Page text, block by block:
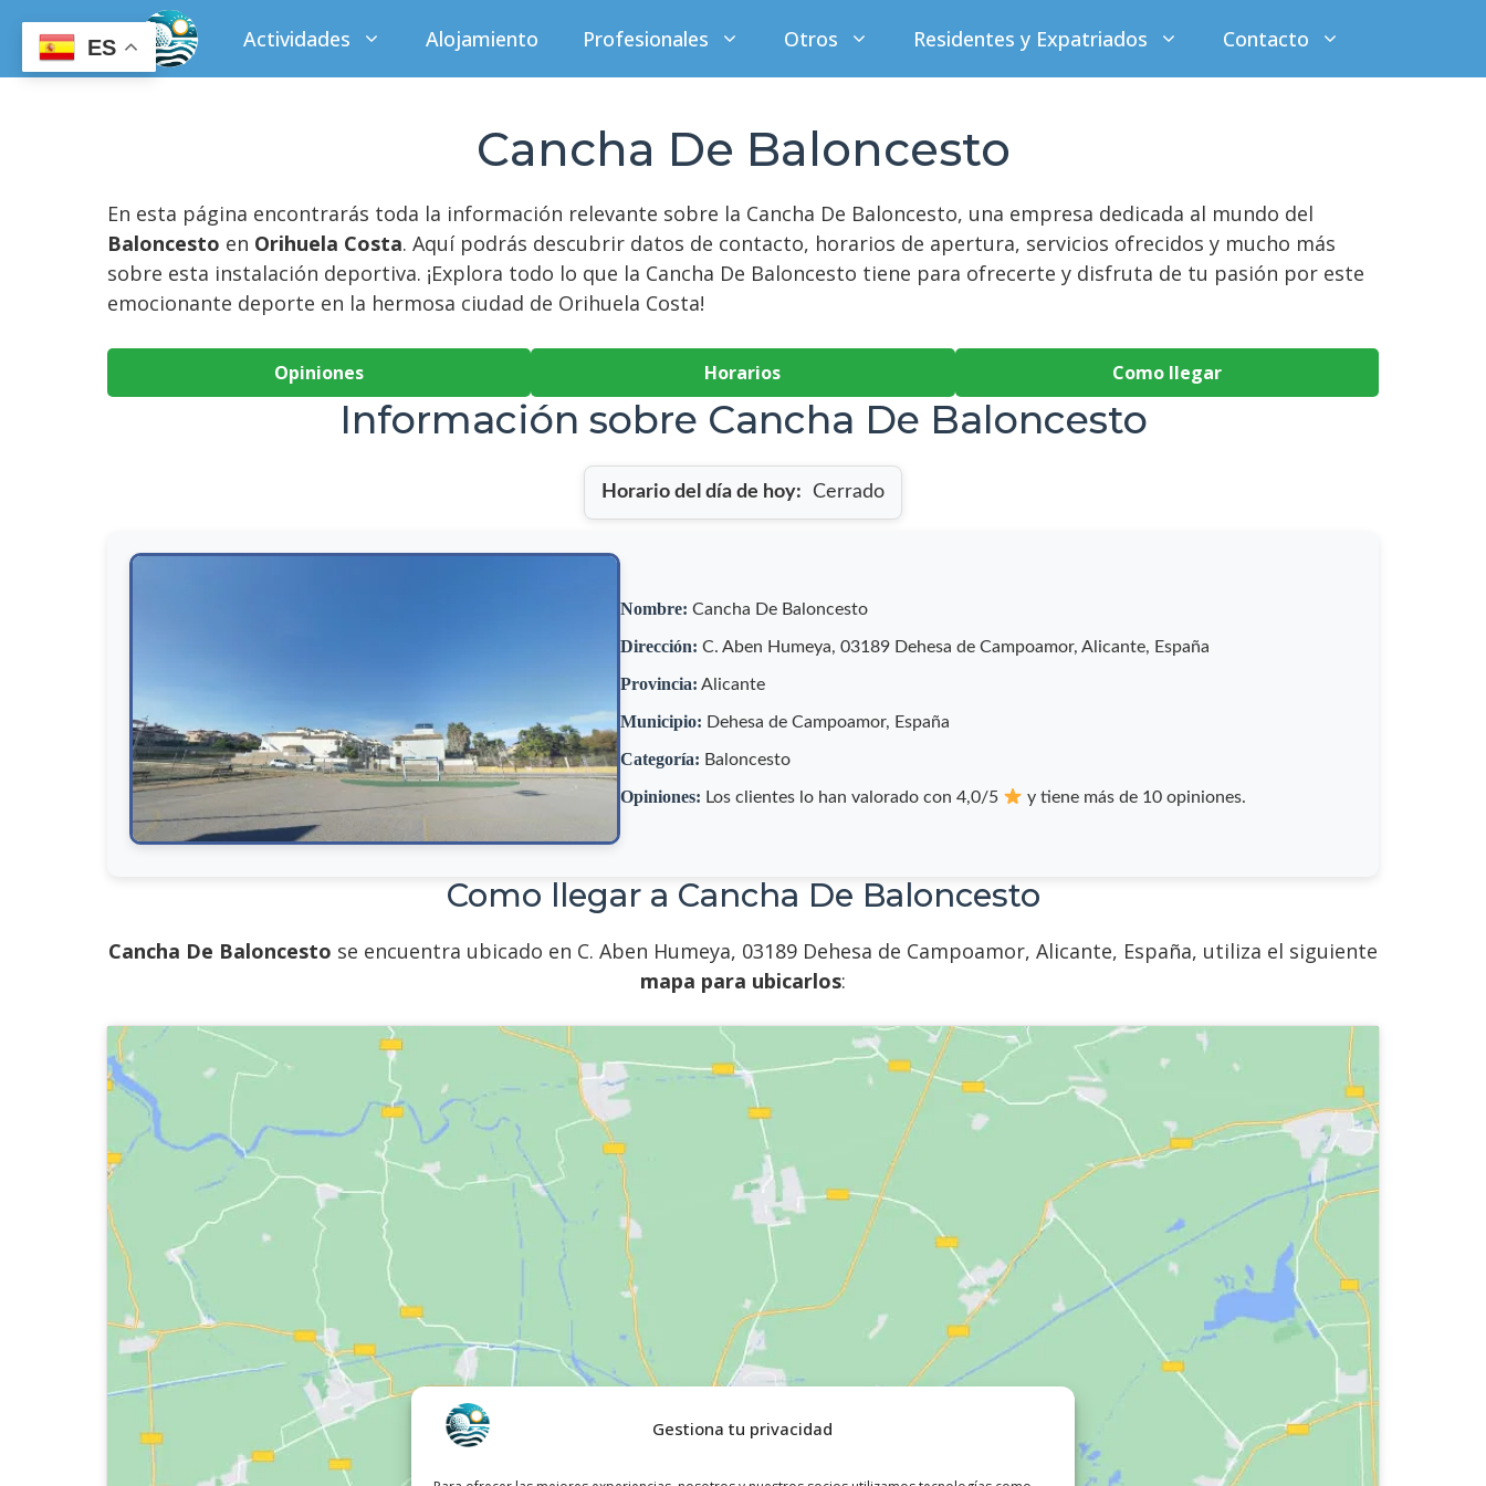
Gestiona tu privacidad
contenido
Actividades Alojamiento Profesionales Otros Residentes y Expatriados Contacto
Cancha De Baloncesto
En esta página encontrarás toda la información relevante sobre la Cancha De Baloncesto, una empresa dedicada al mundo del
Baloncesto en Orihuela Costa. Aquí podrás descubrir datos de contacto, horarios de apertura, servicios ofrecidos y mucho más
sobre esta instalación deportiva. ¡Explora todo lo que la Cancha De Baloncesto tiene para ofrecerte y disfruta de tu pasión por este
emocionante deporte en la hermosa ciudad de Orihuela Costa!
Opiniones Horarios Como llegar
Información sobre Cancha De Baloncesto
Horario del día de hoy: Cerrado
Nombre: Cancha De Baloncesto
Dirección: C. Aben Humeya, 03189 Dehesa de Campoamor, Alicante, España
Provincia: Alicante
Municipio: Dehesa de Campoamor, España
Categoría: Baloncesto
Opiniones: Los clientes lo han valorado con 4,0/5 y tiene más de 10 opiniones.
Como llegar a Cancha De Baloncesto
Cancha De Baloncesto se encuentra ubicado en C. Aben Humeya, 03189 Dehesa de Campoamor, Alicante, España, utiliza el siguiente
mapa para ubicarlos:
ES